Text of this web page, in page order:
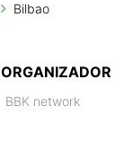
Bilbao
ORGANIZADOR
BBK network